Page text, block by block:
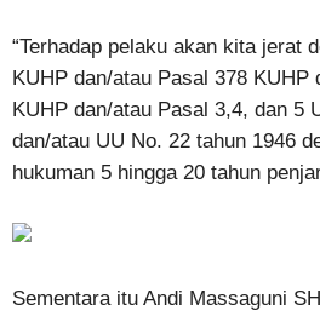
“Terhadap pelaku akan kita jerat
KUHP dan/atau Pasal 378 KUHP
KUHP dan/atau Pasal 3,4, dan 5
dan/atau UU No. 22 tahun 1946
hukuman 5 hingga 20 tahun
Sementara itu Andi Massaguni